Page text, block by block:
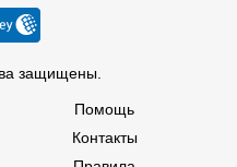
защищены.
Помощь
Контакты